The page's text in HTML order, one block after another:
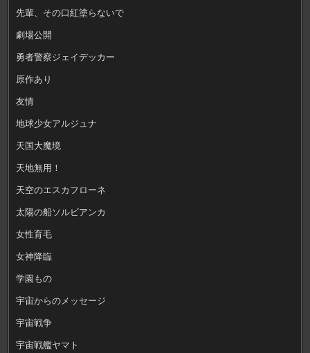
先輩、その口紅塗らないで
劇場公開
勇者警察ジェイデッカー
原作あり
友情
地球少女アルジュナ
天国大魔境
天地無用！
天空のエスカフローネ
太陽の船ソルビアンカ
女性育毛
女神降臨
学園もの
宇宙からのメッセージ
宇宙戦争
宇宙戦艦ヤマト